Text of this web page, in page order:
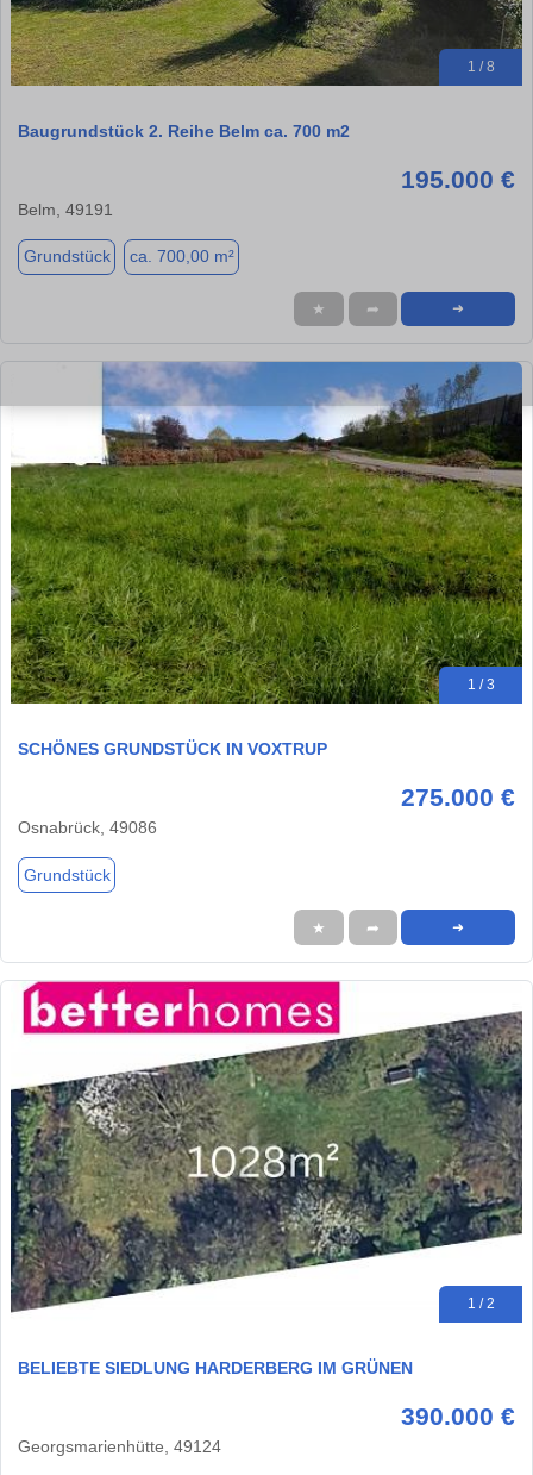
1 / 8
Baugrundstück 2. Reihe Belm ca. 700 m2
195.000 €
Belm, 49191
Grundstück ca. 700,00 m²
★ ➦ ➜
1 / 3
SCHÖNES GRUNDSTÜCK IN VOXTRUP
275.000 €
Osnabrück, 49086
Grundstück
★ ➦ ➜
1 / 2
BELIEBTE SIEDLUNG HARDERBERG IM GRÜNEN
390.000 €
Georgsmarienhütte, 49124